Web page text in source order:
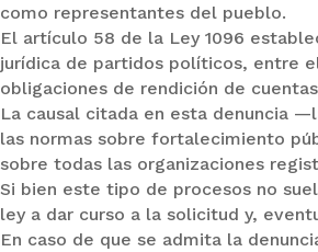
como representantes del pueblo.
El artículo 58 de la Ley 1096
jurídica de partidos políticos, entre
obligaciones de rendición de
La causal citada en esta denuncia
las normas sobre fortalecimiento
sobre todas las organizaciones
Si bien este tipo de procesos no
ley a dar curso a la solicitud y,
En caso de que se admita la